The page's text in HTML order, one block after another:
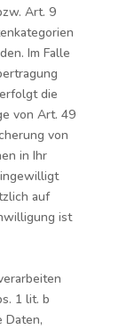
Art. 9
Im Falle
die
von Art. 49
von
in Ihr
auf
ist
1 lit. b
Daten,